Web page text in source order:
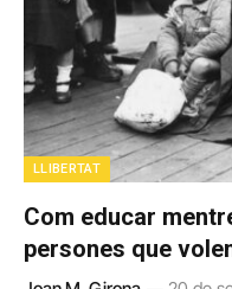
LLIBERTAT
Com educar
persones que